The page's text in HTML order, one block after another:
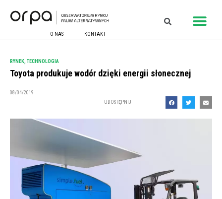
O NAS KONTAKT
RYNEK TECHNOLOGIA
Toyota produkuje wodór dzięki energii słonecznej
08/04/2019
UDOSTĘPNIJ